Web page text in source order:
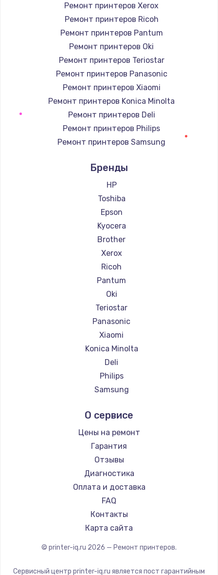
Замена лампы подсветки
1000 руб.
Заказать
Ремонт блока управления
2000 руб.
Заказать
Прошивка
1220 руб.
Заказать
Ремонт блока питания
100 руб.
Заказать
Ремонт принтеров Xerox
Ремонт принтеров Ricoh
Ремонт принтеров Pantum
Ремонт принтеров Oki
Ремонт принтеров Teriostar
Ремонт принтеров Panasonic
Ремонт принтеров Xiaomi
Ремонт принтеров Konica Minolta
Ремонт принтеров Deli
Ремонт принтеров Philips
Ремонт принтеров Samsung
Ремонт принтеров Lexmark
Ремонт принтеров Sharp
Ремонт принтеров TSC
Ремонт принтеров Fujitsu
Ремонт принтеров Godex
Бренды
HP
Toshiba
Epson
Kyocera
Brother
Xerox
Ricoh
Pantum
Oki
Teriostar
Panasonic
Xiaomi
Konica Minolta
Deli
Philips
Samsung
Lexmark
Sharp
TSC
Fujitsu
Godex
О сервисе
Цены на ремонт
Гарантия
Отзывы
Диагностика
Оплата и доставка
FAQ
Контакты
Карта сайта
© printer-iq.ru 2026 — Ремонт принтеров.
Сервисный центр printer-iq.ru является пост гарантийным